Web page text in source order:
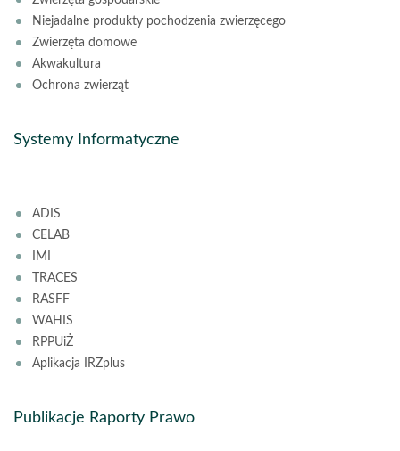
Niejadalne produkty pochodzenia zwierzęcego
Zwierzęta domowe
Akwakultura
Ochrona zwierząt
Systemy Informatyczne
ADIS
CELAB
IMI
TRACES
RASFF
WAHIS
RPPUiŻ
Aplikacja IRZplus
Publikacje Raporty Prawo